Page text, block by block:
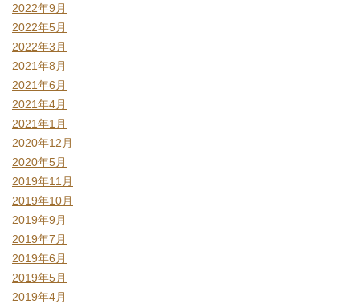
2022年9月
2022年5月
2022年3月
2021年8月
2021年6月
2021年4月
2021年1月
2020年12月
2020年5月
2019年11月
2019年10月
2019年9月
2019年7月
2019年6月
2019年5月
2019年4月